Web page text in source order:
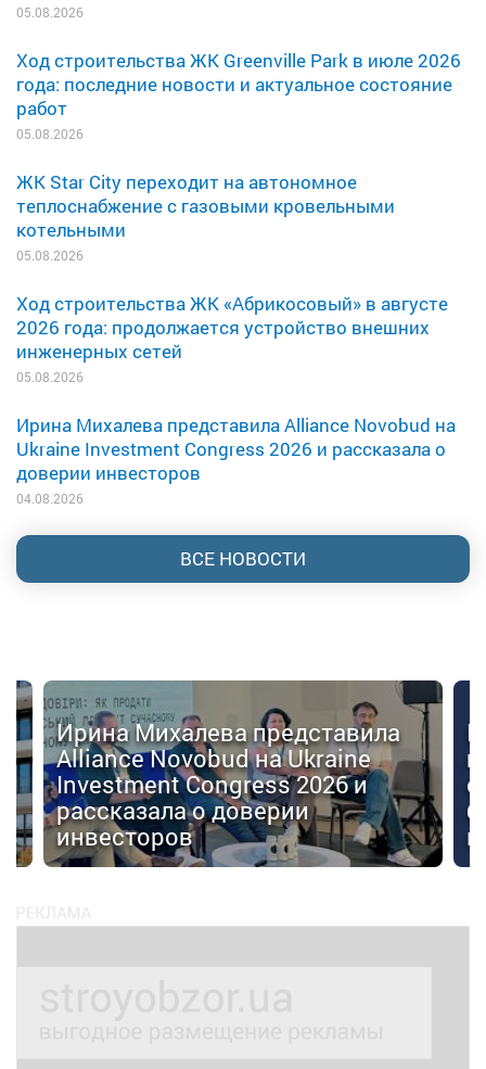
05.08.2026
Ход строительства ЖК Greenville Park в июле 2026
года: последние новости и актуальное состояние
работ
05.08.2026
ЖК Star City переходит на автономное
теплоснабжение с газовыми кровельными
котельными
05.08.2026
Ход строительства ЖК «Абрикосовый» в августе
2026 года: продолжается устройство внешних
инженерных сетей
05.08.2026
Ирина Михалева представила Alliance Novobud на
Ukraine Investment Congress 2026 и рассказала о
доверии инвесторов
04.08.2026
ВСЕ НОВОСТИ
Ирина Михалева представила
Alliance Novobud на Ukraine
Investment Congress 2026 и
рассказала о доверии
инвесторов